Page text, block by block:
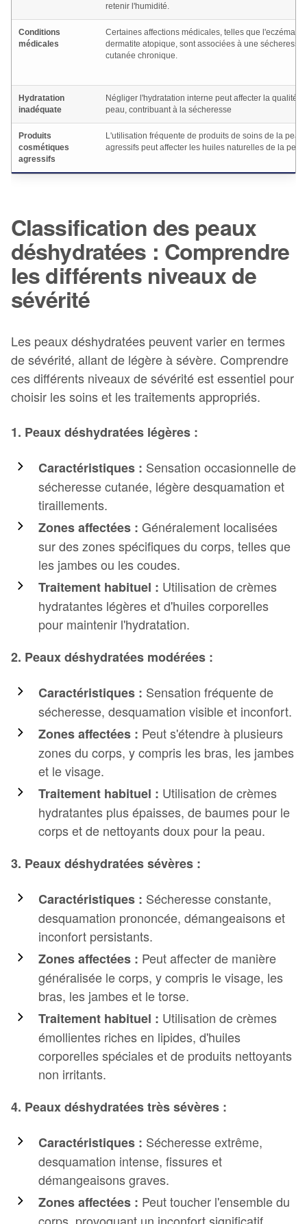
retenir l'humidité.
Conditions
médicales
Certaines affections médicales, telles que l'eczéma
dermatite atopique, sont associées à une sécheresse
cutanée chronique.
Hydratation
inadéquate
Négliger l'hydratation interne peut affecter la qualité
peau, contribuant à la sécheresse
Produits
cosmétiques
agressifs
L'utilisation fréquente de produits de soins de la peau
agressifs peut affecter les huiles naturelles de la
Classification des peaux
déshydratées : Comprendre
les différents niveaux de
sévérité
Les peaux déshydratées peuvent varier en termes
de sévérité, allant de légère à sévère. Comprendre
ces différents niveaux de sévérité est essentiel pour
choisir les soins et les traitements appropriés.
1. Peaux déshydratées légères :
Caractéristiques : Sensation occasionnelle de
sécheresse cutanée, légère desquamation et
tiraillements.
Zones affectées : Généralement localisées
sur des zones spécifiques du corps, telles que
les jambes ou les coudes.
Traitement habituel : Utilisation de crèmes
hydratantes légères et d'huiles corporelles
pour maintenir l'hydratation.
2. Peauxdéshydratées modérées :
Caractéristiques : Sensation fréquente de
sécheresse, desquamation visible et inconfort.
Zones affectées : Peut s'étendre à plusieurs
zones du corps, y compris les bras, les jambes
et le visage.
Traitement habituel : Utilisation de crèmes
hydratantes plus épaisses, de baumes pour le
corps et de nettoyants doux pour la peau.
3. Peauxdéshydratéessévères :
Caractéristiques : Sécheresse constante,
desquamation prononcée, démangeaisons et
inconfort persistants.
Zones affectées : Peut affecter de manière
généralisée le corps, y compris le visage, les
bras, les jambes et le torse.
Traitement habituel : Utilisation de crèmes
émollientes riches en lipides, d'huiles
corporelles spéciales et de produits nettoyants
non irritants.
4. Peauxdéshydratéestrès sévères :
Caractéristiques : Sécheresse extrême,
desquamation intense, fissures et
démangeaisons graves.
Zones affectées : Peut toucher l'ensemble du